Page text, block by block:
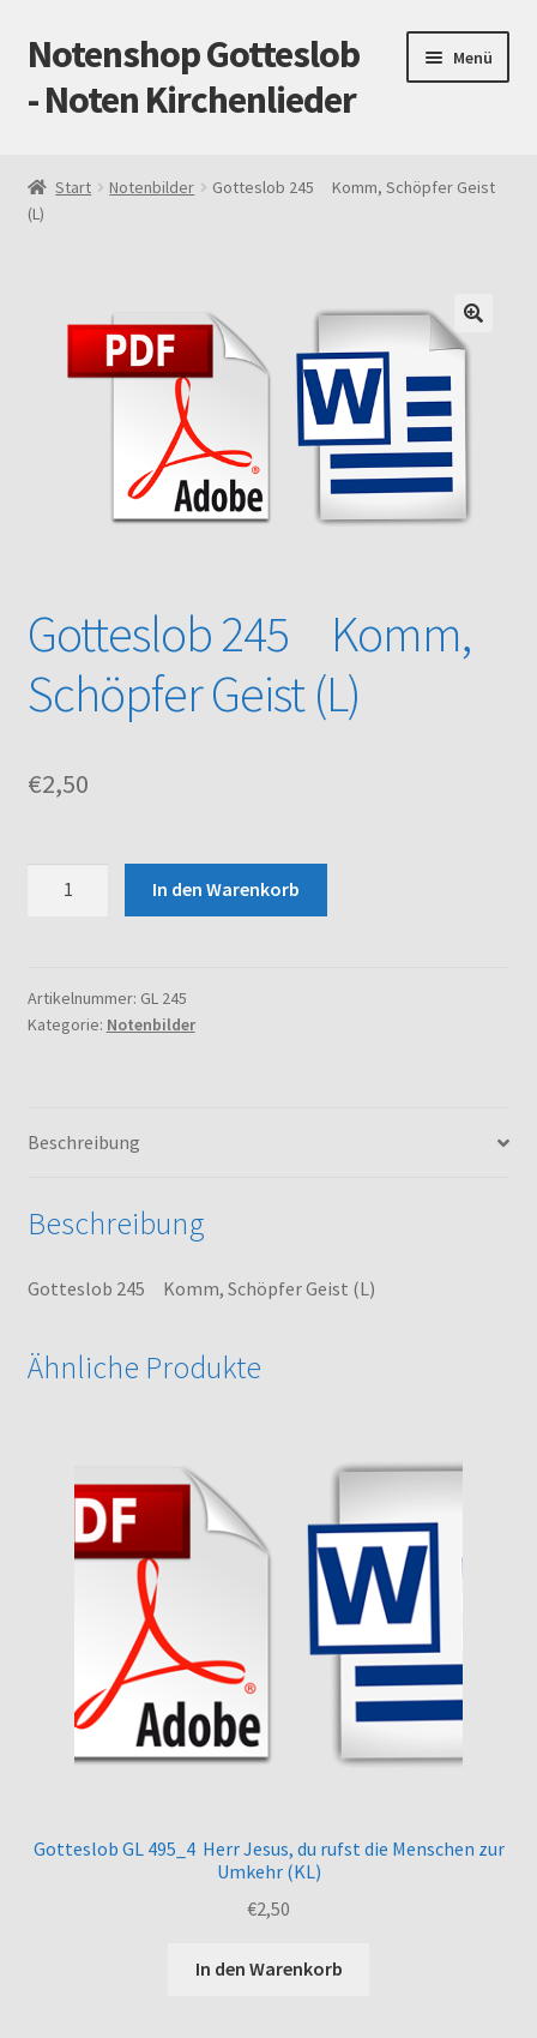
Zur
Navigation
springen
Zum
Inhalt
springen
Notenshop Gotteslob
- Noten Kirchenlieder
Menü
AGB
Cookie-Richtlinie (EU)
Gotteslob alt / neu
Noten – Shop
Über uns
Start Notenbilder
Gotteslob 245 Komm, Schöpfer Geist
(L)
Gotteslob 245 Komm,
Schöpfer Geist (L)
€2,50
Geist
(L)
In den Warenkorb
Artikelnummer: GL 245
Kategorie: Notenbilder
Beschreibung
Beschreibung
Gotteslob 245 Komm, Schöpfer Geist (L)
Ähnliche Produkte
Gotteslob GL 495_4 Herr Jesus, du rufst die Menschen zur
Umkehr (KL)
€2,50
In den Warenkorb